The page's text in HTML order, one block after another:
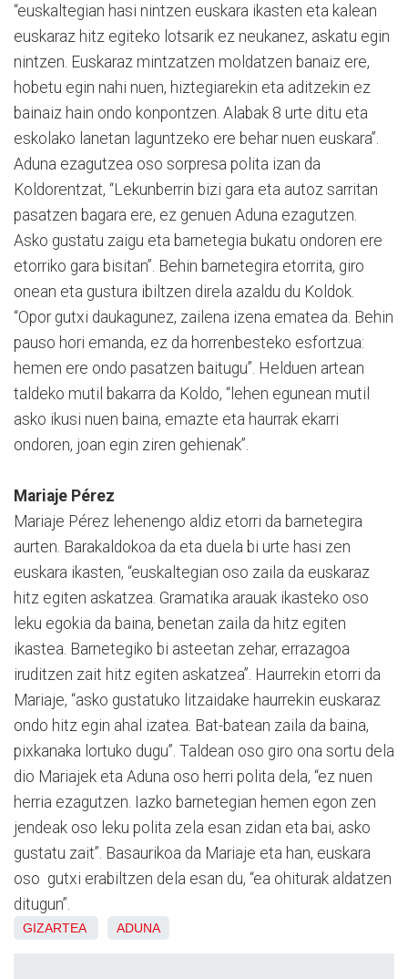
“euskaltegian hasi nintzen euskara ikasten eta kalean
euskaraz hitz egiteko lotsarik ez neukanez, askatu egin
nintzen. Euskaraz mintzatzen moldatzen banaiz ere,
hobetu egin nahi nuen, hiztegiarekin eta aditzekin ez
bainaiz hain ondo konpontzen. Alabak 8 urte ditu eta
eskolako lanetan laguntzeko ere behar nuen euskara”.
Aduna ezagutzea oso sorpresa polita izan da
Koldorentzat, “Lekunberrin bizi gara eta autoz sarritan
pasatzen bagara ere, ez genuen Aduna ezagutzen.
Asko gustatu zaigu eta barnetegia bukatu ondoren ere
etorriko gara bisitan”. Behin barnetegira etorrita, giro
onean eta gustura ibiltzen direla azaldu du Koldok.
“Opor gutxi daukagunez, zailena izena ematea da. Behin
pauso hori emanda, ez da horrenbesteko esfortzua:
hemen ere ondo pasatzen baitugu”. Helduen artean
taldeko mutil bakarra da Koldo, “lehen egunean mutil
asko ikusi nuen baina, emazte eta haurrak ekarri
ondoren, joan egin ziren gehienak”.
Mariaje Pérez
Mariaje Pérez lehenengo aldiz etorri da barnetegira
aurten. Barakaldokoa da eta duela bi urte hasi zen
euskara ikasten, “euskaltegian oso zaila da euskaraz
hitz egiten askatzea. Gramatika arauak ikasteko oso
leku egokia da baina, benetan zaila da hitz egiten
ikastea. Barnetegiko bi asteetan zehar, errazagoa
iruditzen zait hitz egiten askatzea”. Haurrekin etorri da
Mariaje, “asko gustatuko litzaidake haurrekin euskaraz
ondo hitz egin ahal izatea. Bat-batean zaila da baina,
pixkanaka lortuko dugu”. Taldean oso giro ona sortu dela
dio Mariajek eta Aduna oso herri polita dela, “ez nuen
herria ezagutzen. Iazko barnetegian hemen egon zen
jendeak oso leku polita zela esan zidan eta bai, asko
gustatu zait”. Basaurikoa da Mariaje eta han, euskara
oso gutxi erabiltzen dela esan du, “ea ohiturak aldatzen
ditugun”.
GIZARTEA ADUNA